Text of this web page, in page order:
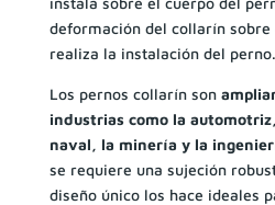
deformación del collarín
realiza la instalación del perno.
Los pernos collarín son
industrias como la
naval, la minería y la
se requiere una sujeción
diseño único los hace ideales